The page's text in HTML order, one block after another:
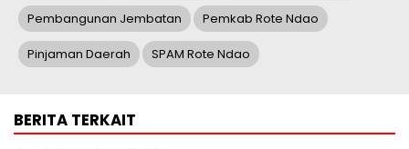
Pembangunan Jembatan Pemkab Rote Ndao
Pinjaman Daerah SPAM Rote Ndao
BERITA TERKAIT